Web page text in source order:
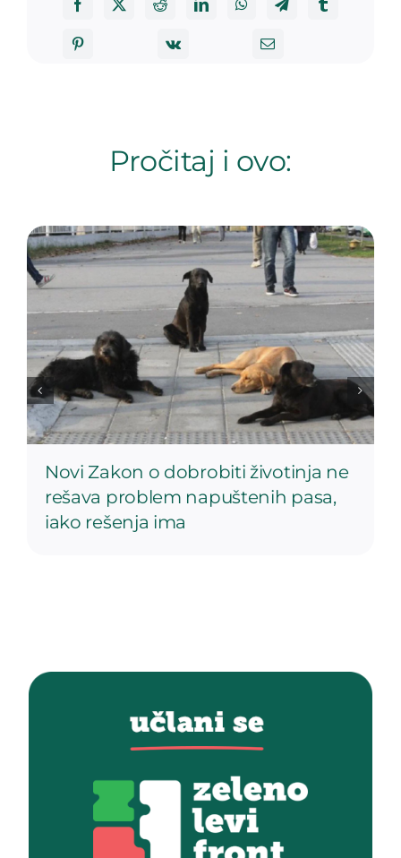
Pročitaj i ovo:
Novi Zakon o dobrobiti životinja ne
rešava problem napuštenih pasa,
iako rešenja ima